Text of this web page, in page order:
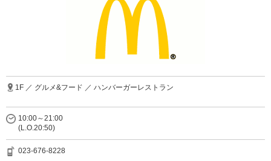
1F ／ グルメ&フード ／ ハンバーガーレストラン
10:00～21:00
(L.O.20:50)
023-676-8228